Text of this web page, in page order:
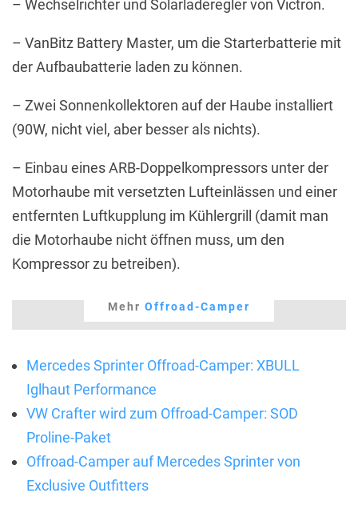
– Wechselrichter und Solarladeregler von Victron.
– VanBitz Battery Master, um die Starterbatterie mit
der Aufbaubatterie laden zu können.
– Zwei Sonnenkollektoren auf der Haube installiert
(90W, nicht viel, aber besser als nichts).
– Einbau eines ARB-Doppelkompressors unter der
Motorhaube mit versetzten Lufteinlässen und einer
entfernten Luftkupplung im Kühlergrill (damit man
die Motorhaube nicht öffnen muss, um den
Kompressor zu betreiben).
Mehr Offroad-Camper
Mercedes Sprinter Offroad-Camper: XBULL
Iglhaut Performance
VW Crafter wird zum Offroad-Camper: SOD
Proline-Paket
Offroad-Camper auf Mercedes Sprinter von
Exclusive Outfitters